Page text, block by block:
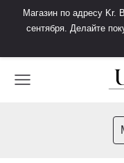
Магазин по адресу Kr.
сентября. Делайте